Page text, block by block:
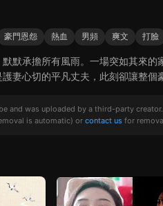
豪門恩怨 熱血 男頻 爽文 打臉
默承擔所有風雨。一場突如其來
妻心切的平凡丈夫，此刻卻讓整
and was uploaded by a third-party
is automatic) or contact us for